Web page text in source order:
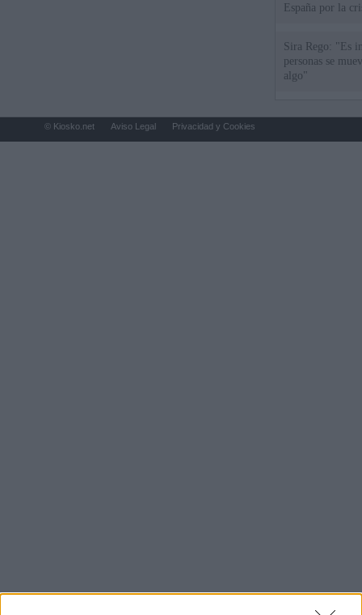
España por la
Sira Rego: "Es
personas se
algo"
© Kiosko.net Aviso Legal Privacidad y Cookies